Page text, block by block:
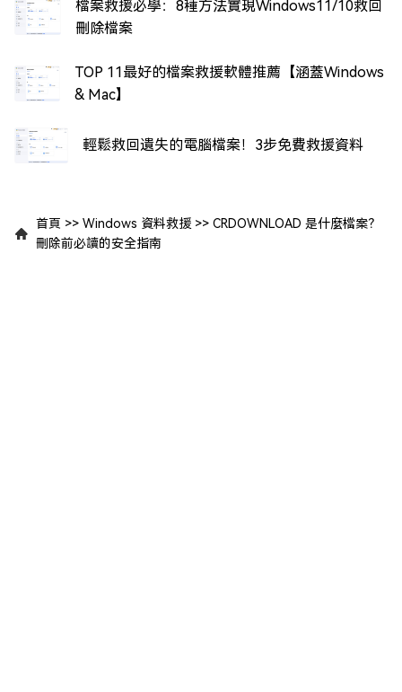
檔案救援必學：8種方法實現Windows11/10救回
刪除檔案
TOP 11最好的檔案救援軟體推薦【涵蓋Windows
& Mac】
輕鬆救回遺失的電腦檔案！3步免費救援資料
首頁 >> Windows 資料救援 >> CRDOWNLOAD 是什麼檔案？
刪除前必讀的安全指南